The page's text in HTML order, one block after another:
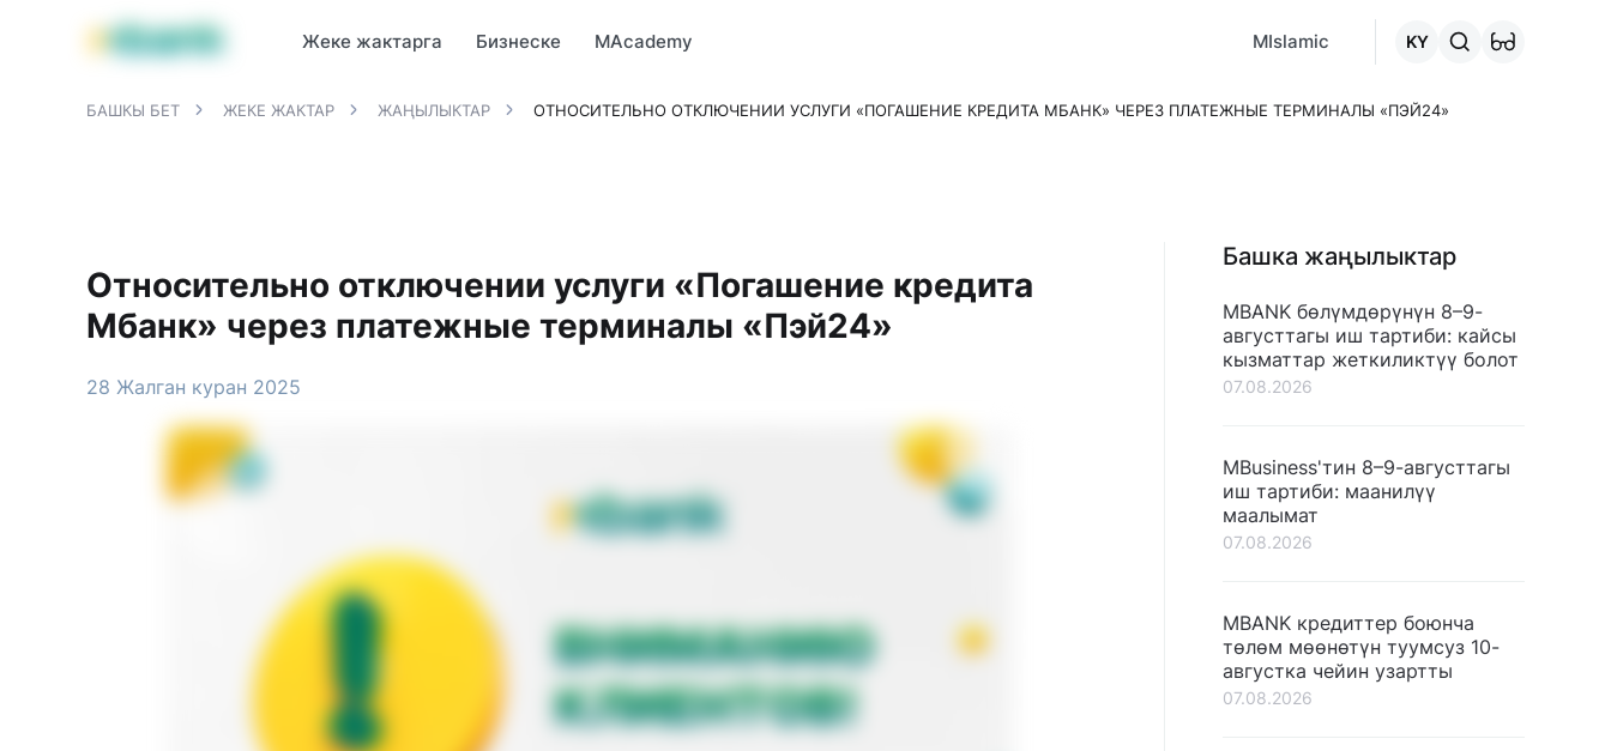
MBANK өнүмдөрү MJunior
Жеке жактарга Бизнеске MAcademy MIslamic KY
БАШКЫ БЕТ ЖЕКЕ ЖАКТАР ЖАҢЫЛЫКТАР ОТНОСИТЕЛЬНО ОТКЛЮЧЕНИИ УСЛУГИ «ПОГАШЕНИЕ КРЕДИТА МБАНК» ЧЕРЕЗ ПЛАТЕЖНЫЕ ТЕРМИНАЛЫ «ПЭЙ24»
Относительно отключении услуги «Погашение кредита
Мбанк» через платежные терминалы «Пэй24»
28 Жалган куран 2025
Башка жаңылыктар
MBANK бөлүмдөрүнүн 8–9-
августтагы иш тартиби: кайсы
кызматтар жеткиликтүү болот
07.08.2026
MBusiness'тин 8–9-августтагы
иш тартиби: маанилүү
маалымат
07.08.2026
MBANK кредиттер боюнча
төлөм мөөнөтүн туумсуз 10-
августка чейин узартты
07.08.2026